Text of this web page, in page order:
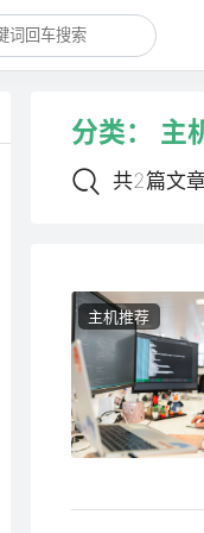
分类： 主
共2篇文
主机推荐